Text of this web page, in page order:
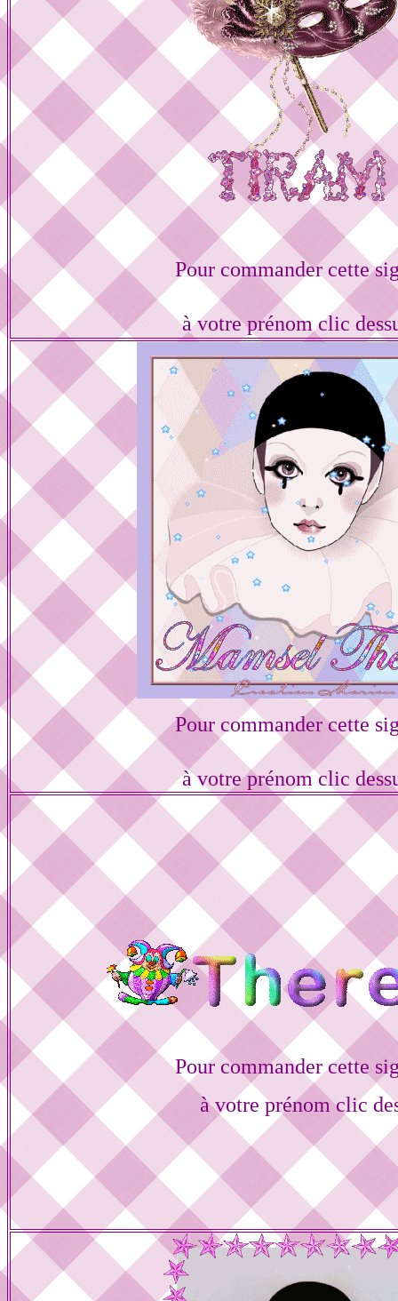
Pour commander cette
à votre prénom clic
Pour commander cette
à votre prénom clic
Pour commander cette
à votre prénom clic